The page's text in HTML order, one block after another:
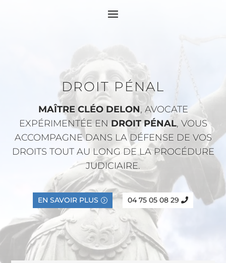
DROIT PÉNAL
MAÎTRE CLÉO DELON, AVOCATE
EXPÉRIMENTÉE EN DROIT PÉNAL, VOUS
ACCOMPAGNE DANS LA DÉFENSE DE VOS
DROITS TOUT AU LONG DE LA PROCÉDURE
JUDICIAIRE.
EN SAVOIR PLUS 04 75 05 08 29